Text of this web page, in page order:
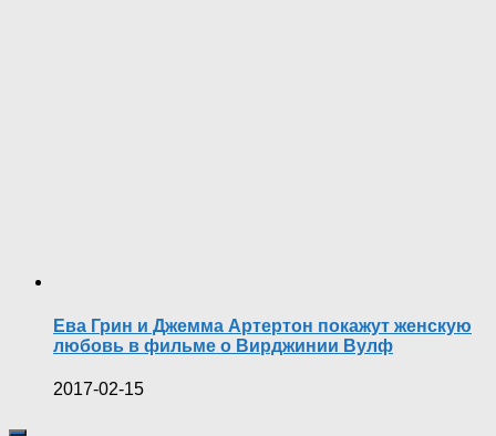
Ева Грин и Джемма Артертон покажут женскую
любовь в фильме о Вирджинии Вулф
2017-02-15